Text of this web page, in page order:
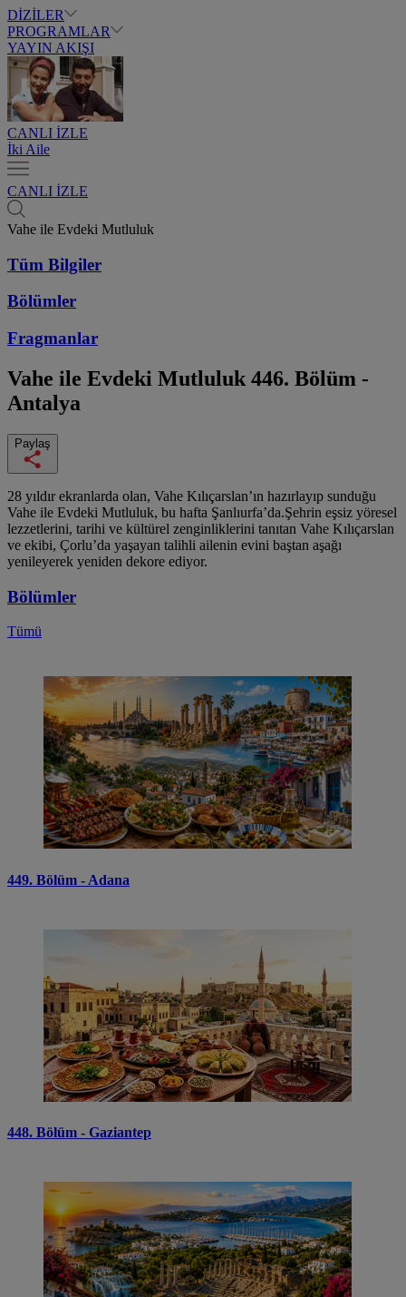
DİZİLER
PROGRAMLAR
YAYIN AKIŞI
CANLI İZLE
İki Aile
CANLI İZLE
Vahe ile Evdeki Mutluluk
Tüm Bilgiler
Bölümler
Fragmanlar
Vahe ile Evdeki Mutluluk 446. Bölüm -
Antalya
Paylaş
28 yıldır ekranlarda olan, Vahe Kılıçarslan’ın hazırlayıp sunduğu
Vahe ile Evdeki Mutluluk, bu hafta Şanlıurfa’da.Şehrin eşsiz yöresel
lezzetlerini, tarihi ve kültürel zenginliklerini tanıtan Vahe Kılıçarslan
ve ekibi, Çorlu’da yaşayan talihli ailenin evini baştan aşağı
yenileyerek yeniden dekore ediyor.
Bölümler
Tümü
449. Bölüm - Adana
448. Bölüm - Gaziantep